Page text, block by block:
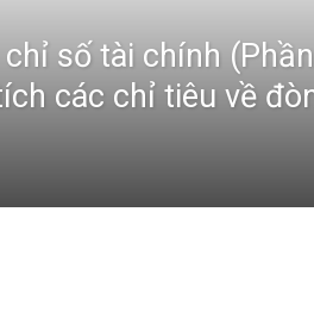
số tài chính (Phần
các chỉ tiêu về